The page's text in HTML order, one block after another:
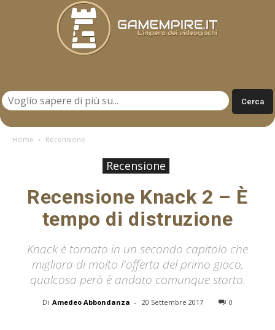
Home Recensione
Recensione
Recensione Knack 2 – È
tempo di distruzione
Knack è tornato in un secondo capitolo che
migliora di molto l'offerta del primo gioco,
qualcosa però è andato comunque storto.
Di Amedeo Abbondanza - 20 Settembre 2017 0